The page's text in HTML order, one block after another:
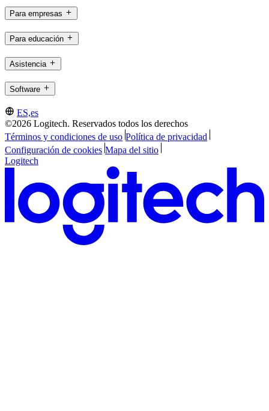
Para empresas
Para educación
Asistencia
Software
ES,es
©2026 Logitech. Reservados todos los derechos
Términos y condiciones de uso Política de privacidad
Configuración de cookies Mapa del sitio
Logitech